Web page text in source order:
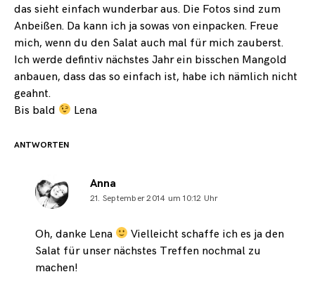
das sieht einfach wunderbar aus. Die Fotos sind zum
Anbeißen. Da kann ich ja sowas von einpacken. Freue
mich, wenn du den Salat auch mal für mich zauberst.
Ich werde defintiv nächstes Jahr ein bisschen Mangold
anbauen, dass das so einfach ist, habe ich nämlich nicht
geahnt.
Bis bald
Lena
ANTWORTEN
Anna
21. September 2014 um 10:12 Uhr
Oh, danke Lena
Vielleicht schaffe ich es ja den
Salat für unser nächstes Treffen nochmal zu
machen!